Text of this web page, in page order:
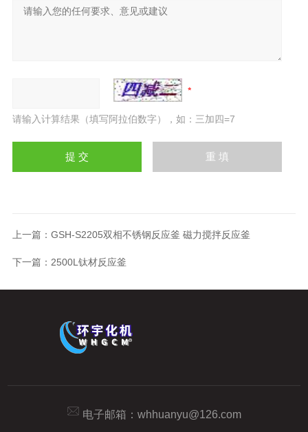
请输入计算结果（填写阿拉伯数字），如：三加四=7
上一篇： GSH-S2205双相不锈钢反应釜 磁力搅拌反应釜
下一篇： 2500L钛材反应釜
电子邮箱： whhuanyu@126.com